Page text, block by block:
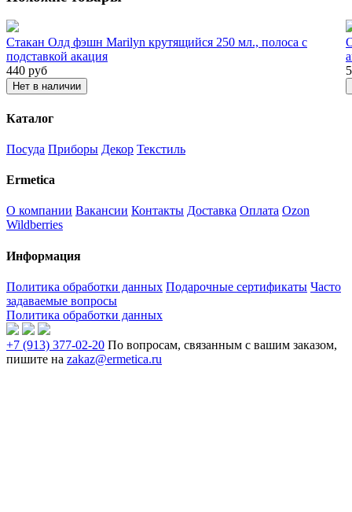
Стакан Олд фэшн Marilyn крутящийся 250 мл., полоса с
подставкой акация
440 руб
Нет в наличии
Каталог
Посуда Приборы Декор Текстиль
Ermetica
О компании Вакансии Контакты Доставка Оплата Ozon
Wildberries
Информация
Политика обработки данных Подарочные сертификаты Часто
задаваемые вопросы
Политика обработки данных
+7 (913) 377-02-20 По вопросам, связанным с вашим заказом,
пишите на zakaz@ermetica.ru